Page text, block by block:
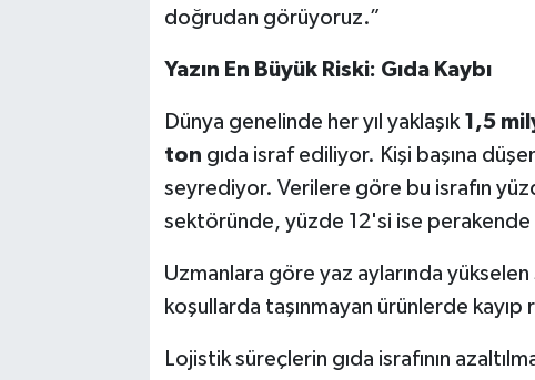
doğrudan görüyoruz.”
Yazın En Büyük Riski: Gıda Kaybı
Dünya genelinde her yıl yaklaşık 1,5
ton gıda israf ediliyor. Kişi başına
seyrediyor. Verilere göre bu israfın
sektöründe, yüzde 12'si ise
Uzmanlara göre yaz aylarında
koşullarda taşınmayan ürünlerde kayıp
Lojistik süreçlerin gıda israfının